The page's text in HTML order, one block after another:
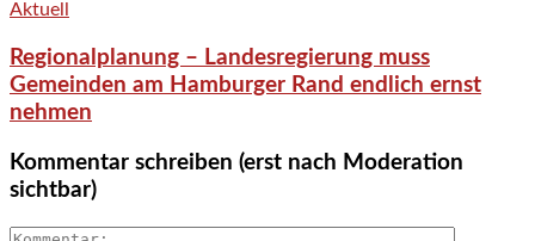
Aktuell
Regionalplanung – Landesregierung muss
Gemeinden am Hamburger Rand endlich ernst
nehmen
Kommentar schreiben (erst nach Moderation
sichtbar)